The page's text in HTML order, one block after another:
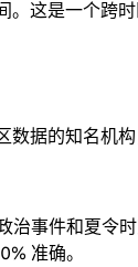
。这是一个跨
据的知名机构
治事件和夏令
准确。